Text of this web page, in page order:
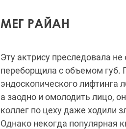
МЕГ РАЙАН
Эту актрису преследовала
переборщила с объемом губ.
эндоскопического лифтинга
а заодно и омолодить лицо,
коллег по цеху даже ходили
Однако некогда популярная